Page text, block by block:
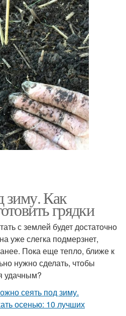
зиму. Как
грядки
с землей будет достаточно
уже слегка подмерзнет,
Пока еще тепло, ближе к
нужно сделать, чтобы
удачным?